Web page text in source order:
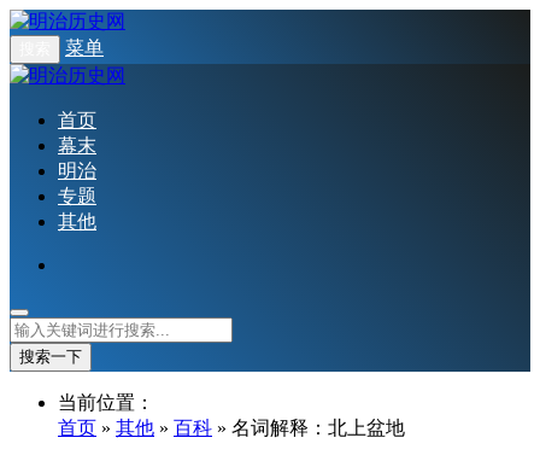
菜单
首页
幕末
明治
专题
其他
搜索一下
当前位置：
首页 » 其他 » 百科 » 名词解释：北上盆地